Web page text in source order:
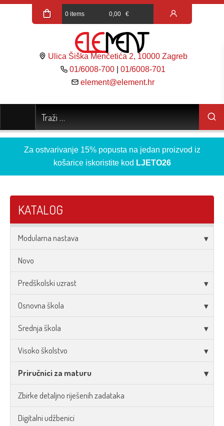
0 items 0,00 €
Ulica Šiška Menčetića 2, 10000 Zagreb
01/6008-700 |01/6008-701
element@element.hr
Za ostvarivanje 15% popusta na jedan proizvod iz
košarice iskoristite kod LJETO26
KATALOG
Modularna nastava
Novo
Predškolski uzrast
Osnovna škola
Srednja škola
Visoko školstvo
Priručnici za maturu
Zbirke detaljno riješenih zadataka
Digitalni udžbenici